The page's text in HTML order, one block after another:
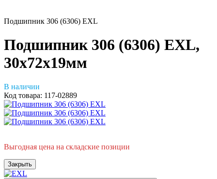
Подшипник 306 (6306) EXL
Подшипник 306 (6306) EXL,
30х72х19мм
В наличии
Код товара: 117-02889
Выгодная цена на складские позиции
Закрыть